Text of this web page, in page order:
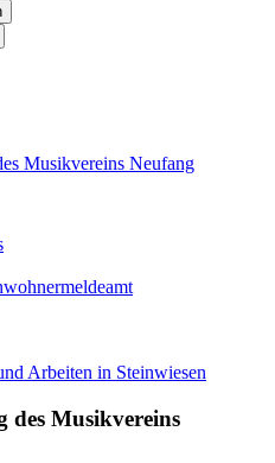
Musikvereins Neufang
Arbeiten in Steinwiesen
des Musikvereins